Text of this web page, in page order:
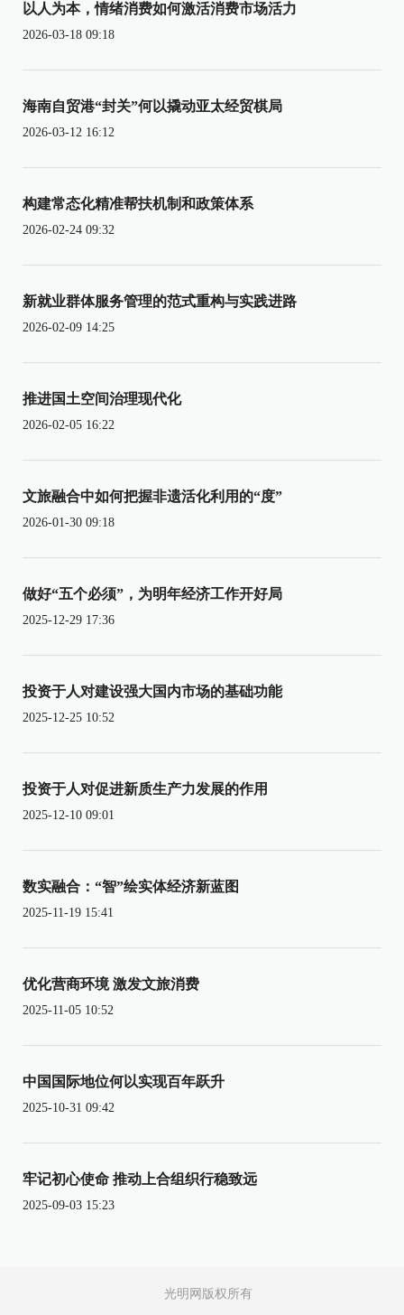
以人为本，情绪消费如何激活消费市场活力
2026-03-18 09:18
海南自贸港“封关”何以撬动亚太经贸棋局
2026-03-12 16:12
构建常态化精准帮扶机制和政策体系
2026-02-24 09:32
新就业群体服务管理的范式重构与实践进路
2026-02-09 14:25
推进国土空间治理现代化
2026-02-05 16:22
文旅融合中如何把握非遗活化利用的“度”
2026-01-30 09:18
做好“五个必须”，为明年经济工作开好局
2025-12-29 17:36
投资于人对建设强大国内市场的基础功能
2025-12-25 10:52
投资于人对促进新质生产力发展的作用
2025-12-10 09:01
数实融合：“智”绘实体经济新蓝图
2025-11-19 15:41
优化营商环境 激发文旅消费
2025-11-05 10:52
中国国际地位何以实现百年跃升
2025-10-31 09:42
牢记初心使命 推动上合组织行稳致远
2025-09-03 15:23
光明网版权所有